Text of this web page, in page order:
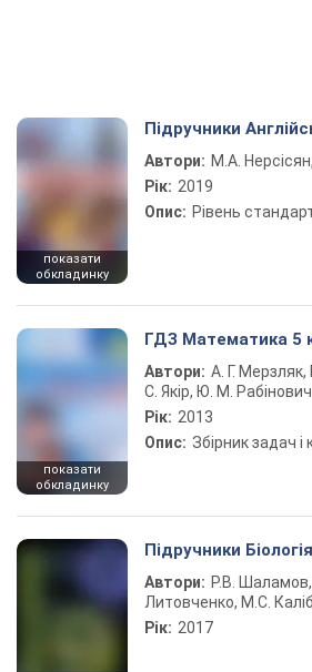
показати
обкладинку
Підручники
Автори: М.А.
Рік: 2019
Опис: Рівень
показати
обкладинку
ГДЗ Математика 5
Автори: А. Г.
С. Якір, Ю. М. Рабінович
Рік: 2013
Опис: Збірник задач і
Підручники
Автори: Р.В. Шаламов,
Литовченко, М.С.
Рік: 2017